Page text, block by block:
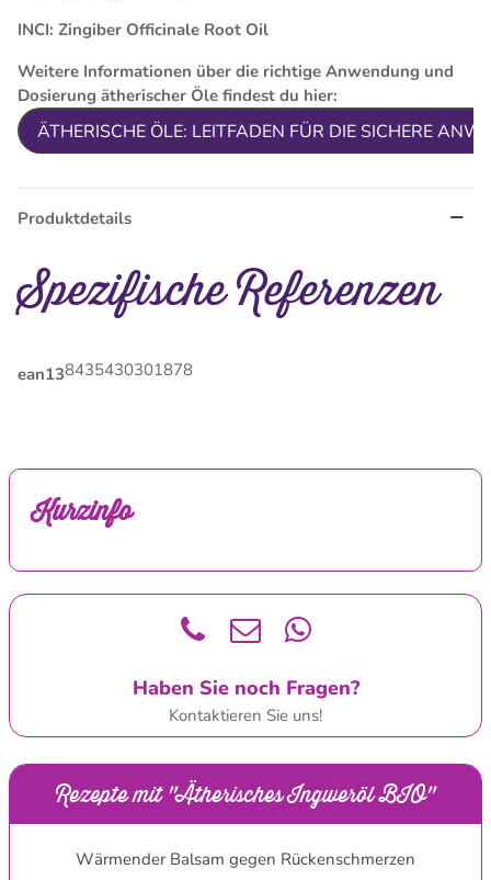
INCI: Zingiber Officinale Root Oil
Weitere Informationen über die richtige Anwendung und
Dosierung ätherischer Öle findest du hier:
ÄTHERISCHE ÖLE: LEITFADEN FÜR DIE SICHERE
Produktdetails
Spezifische Referenzen
ean138435430301878
Kurzinfo
Haben Sie noch Fragen?
Kontaktieren Sie uns!
Rezepte mit "Ätherisches Ingweröl BIO"
Wärmender Balsam gegen Rückenschmerzen